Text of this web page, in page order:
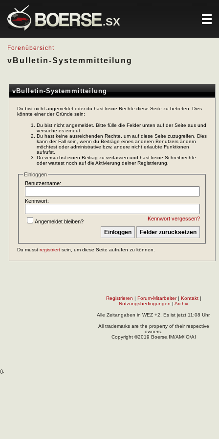
.SX
Forenübersicht
vBulletin-Systemmitteilung
vBulletin-Systemmitteilung
Du bist nicht angemeldet oder du hast keine Rechte diese Seite zu betreten. Dies
könnte einer der Gründe sein:
Du bist nicht angemeldet. Bitte fülle die Felder unten auf der Seite aus und
versuche es erneut.
Du hast keine ausreichenden Rechte, um auf diese Seite zuzugreifen. Dies
kann der Fall sein, wenn du Beiträge eines anderen Benutzers ändern
möchtest oder administrative bzw. andere nicht erlaubte Funktionen
aufrufst.
Du versuchst einen Beitrag zu verfassen und hast keine Schreibrechte
oder wartest noch auf die Aktivierung deiner Registrierung.
Einloggen
Benutzername:
Kennwort:
Kennwort vergessen?
Angemeldet bleiben?
Du musst registriert sein, um diese Seite aufrufen zu können.
Registrieren | Forum-Mitarbeiter| Kontakt|
Nutzungsbedingungen | Archiv
Alle Zeitangaben in WEZ +2. Es ist jetzt 11:08 Uhr.
All trademarks are the property of their respective
owners.
Copyright ©2019 Boerse.IM/AM/IO/AI
().